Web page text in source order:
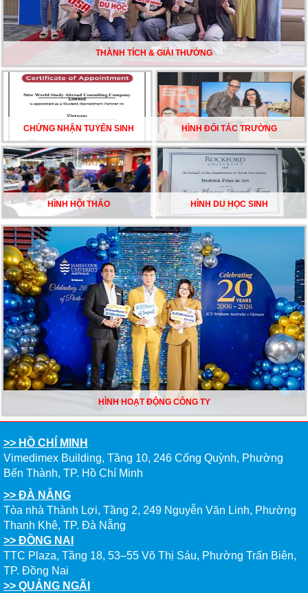
DU HỌC ÚC DẦN TRỞ THÀNH LỰA CHỌN HÀNG
ĐẦU CỦA DU HỌC SINH NĂM 2026 – VÀ TẤT CẢ
ĐỀU CÓ LÝ DO!!
CHẠM GIẤC MƠ DU HỌC MỸ – BẮT ĐẦU TỪ NGÀY
HỘI GHI DANH & SĂN HỌC BỔNG KỲ SPRING 2026
THÀNH TÍCH & GIẢI THƯỞNG
CHỨNG NHẬN TUYỂN SINH HÌNH ĐỐI TÁC TRƯỜNG
HÌNH HỘI THẢO HÌNH DU HỌC SINH
HÌNH HOẠT ĐỘNG CÔNG TY
>> HỒ CHÍ MINH
Vimedimex Building, Tầng 10, 246 Cống Quỳnh, Phường
Bến Thành, TP. Hồ Chí Minh
>> ĐÀ NẴNG
Tòa nhà Thành Lợi, Tầng 2, 249 Nguyễn Văn Linh, Phường
Thanh Khê, TP. Đà Nẵng
>> ĐỒNG NAI
TTC Plaza, Tầng 18, 53–55 Võ Thị Sáu, Phường Trấn Biên,
TP. Đồng Nai
>> QUẢNG NGÃI